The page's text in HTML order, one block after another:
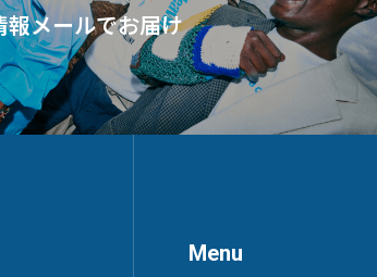
お問い合わせ
報メールでお届け
Menu